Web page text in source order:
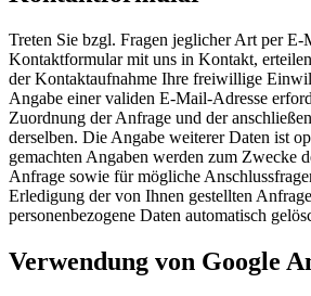
Treten Sie bzgl. Fragen jeglicher Art per E-
Kontaktformular mit uns in Kontakt,
der Kontaktaufnahme Ihre freiwillige
Angabe einer validen E-Mail-Adresse
Zuordnung der Anfrage und der
derselben. Die Angabe weiterer Daten ist
gemachten Angaben werden zum Zwecke
Anfrage sowie für mögliche
Erledigung der von Ihnen gestellten
personenbezogene Daten automatisch
Verwendung von Google